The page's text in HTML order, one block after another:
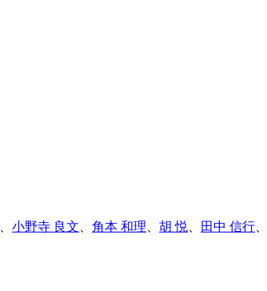
小野寺 良文 角本 和理 胡 悦 田中 信行